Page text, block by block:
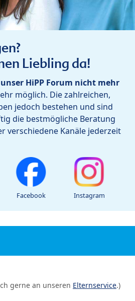
Liebling da!
HiPP Forum nicht mehr
möglich. Die zahlreichen,
jedoch bestehen und sind
die bestmögliche Beratung
verschiedene Kanäle jederzeit
Facebook Instagram
gerne an unseren Elternservice.)